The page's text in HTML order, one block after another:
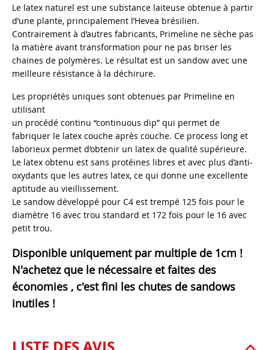
Le latex naturel est une substance laiteuse obtenue à partir
d’une plante, principalement l’Hevea brésilien.
Contrairement à d’autres fabricants, Primeline ne sèche pas
la matière avant transformation pour ne pas briser les
chaines de polymères. Le résultat est un sandow avec une
meilleure résistance à la déchirure.
Les propriétés uniques sont obtenues par Primeline en
utilisant
un procédé continu “continuous dip” qui permet de
fabriquer le latex couche après couche. Ce process long et
laborieux permet d’obtenir un latex de qualité supérieure.
Le latex obtenu est sans protéines libres et avec plus d’anti-
oxydants que les autres latex, ce qui donne une excellente
aptitude au vieillissement.
Le sandow développé pour C4 est trempé 125 fois pour le
diamètre 16 avec trou standard et 172 fois pour le 16 avec
petit trou.
Disponible uniquement par multiple de 1cm !
N'achetez que le nécessaire et faites des
économies , c'est fini les chutes de sandows
inutiles !